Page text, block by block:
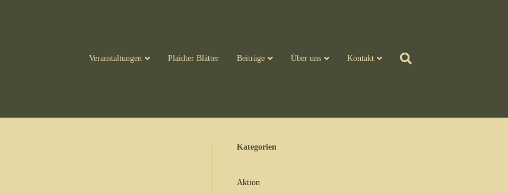
Veranstaltungen Plaidter Blätter Beiträge Über uns Kontakt
Kategorien
Aktion